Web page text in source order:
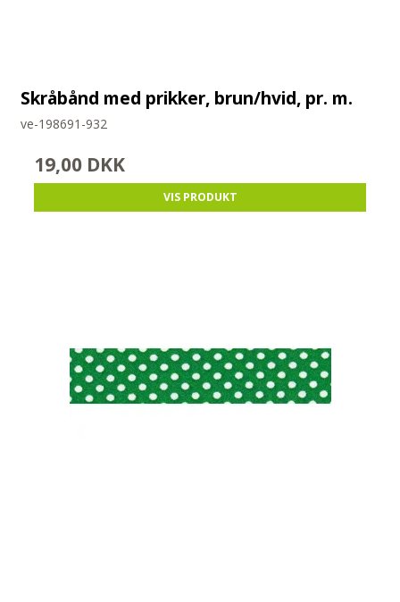
Skråbånd med prikker, brun/hvid, pr. m.
ve-198691-932
19,00 DKK
VIS PRODUKT